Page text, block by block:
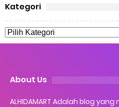
Kategori
About Us
ALHIDAMART Adalah blog